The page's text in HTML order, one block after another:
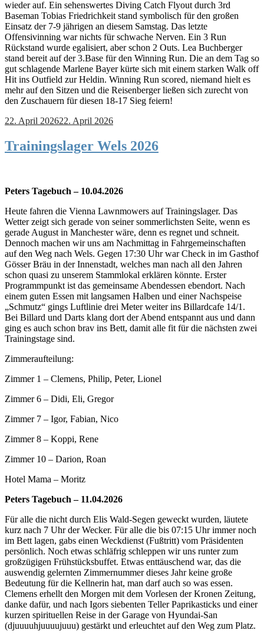
wieder auf. Ein sehenswertes Diving Catch Flyout durch 3rd
Baseman Tobias Friedrichkeit stand symbolisch für den großen
Einsatz der 7-9 jährigen an diesem Samstag. Das letzte
Offensivinning war nichts für schwache Nerven. Ein 3 Run
Rückstand wurde egalisiert, aber schon 2 Outs. Lea Buchberger
stand bereit auf der 3.Base für den Winning Run. Die an dem Tag so
gut schlagende Marlene Bayer kürte sich mit einem starken Walk off
Hit ins Outfield zur Heldin. Winning Run scored, niemand hielt es
mehr auf den Sitzen und die Reisenberger ließen sich zurecht von
den Zuschauern für diesen 18-17 Sieg feiern!
22. April 202622. April 2026
Trainingslager Wels 2026
Peters Tagebuch – 10.04.2026
Heute fahren die Vienna Lawnmowers auf Trainingslager. Das
Wetter zeigt sich gerade von seiner sommerlichsten Seite, wenn es
gerade August in Manchester wäre, denn es regnet und schneit.
Dennoch machen wir uns am Nachmittag in Fahrgemeinschaften
auf den Weg nach Wels. Gegen 17:30 Uhr war Check in im Gasthof
Gösser Bräu in der Innenstadt, welches man nach all den Jahren
schon quasi zu unserem Stammlokal erklären könnte. Erster
Programmpunkt ist das gemeinsame Abendessen ebendort. Nach
einem guten Essen mit langsamen Halben und einer Nachspeise
„Schmutz“ gings Luftlinie drei Meter weiter ins Billardcafe 14/1.
Bei Billard und Darts klang dort der Abend entspannt aus und dann
ging es auch schon brav ins Bett, damit alle fit für die nächsten zwei
Trainingstage sind.
Zimmeraufteilung:
Zimmer 1 – Clemens, Philip, Peter, Lionel
Zimmer 6 – Didi, Eli, Gregor
Zimmer 7 – Igor, Fabian, Nico
Zimmer 8 – Koppi, Rene
Zimmer 10 – Darion, Roan
Hotel Mama – Moritz
Peters Tagebuch – 11.04.2026
Für alle die nicht durch Elis Wald-Segen geweckt wurden, läutete
kurz nach 7 Uhr der Wecker. Für alle die bis 07:15 Uhr immer noch
im Bett lagen, gabs einen Weckdienst (Fußtritt) vom Präsidenten
persönlich. Noch etwas schläfrig schleppen wir uns runter zum
großzügigen Frühstücksbuffet. Etwas enttäuschend war, das die
auswendig gelernten Zimmernummer dieses Jahr keine große
Bedeutung für die Kellnerin hat, man darf auch so was essen.
Clemens erhellt den Morgen mit dem Vorlesen der Kronen Zeitung,
danke dafür, und nach Igors siebenten Teller Paprikasticks und einer
kurzen spirituellen Reise in der Garage von Hyundai-San
(djuuuuhjuuuujuuu) gestärkt und erleuchtet auf den Weg zum Platz.